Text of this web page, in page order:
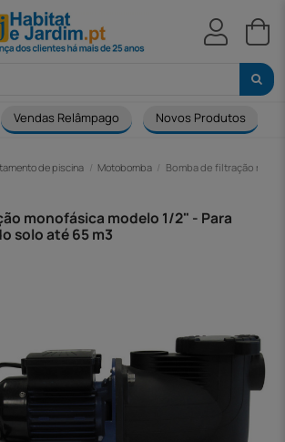
Vendas Relâmpago Novos Produtos
de piscina Motobomba Bomba de filtração
monofásica modelo 1/2" - Para
solo até 65 m3